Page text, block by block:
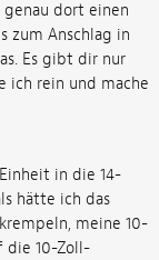
dort einen
zum Anschlag in
Es gibt dir nur
ich rein und mache
in die 14-
hätte ich das
meine 10-
die 10-Zoll-